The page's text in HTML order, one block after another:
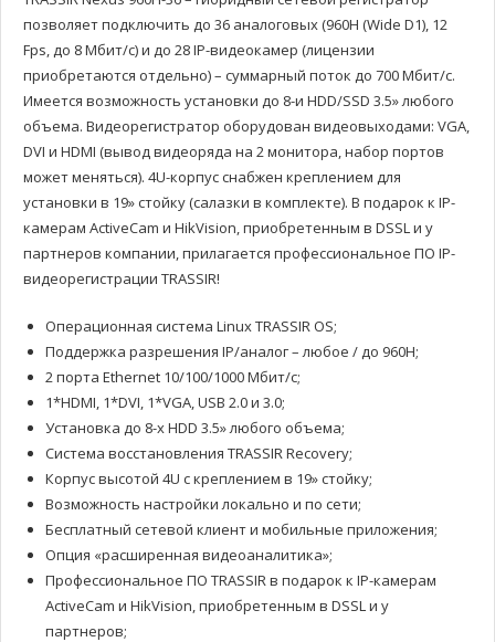
позволяет подключить до 36 аналоговых (960H (Wide D1), 12
Fps, до 8 Мбит/с) и до 28 IP-видеокамер (лицензии
приобретаются отдельно) – суммарный поток до 700 Мбит/с.
Имеется возможность установки до 8-и HDD/SSD 3.5» любого
объема. Видеорегистратор оборудован видеовыходами: VGA,
DVI и HDMI (вывод видеоряда на 2 монитора, набор портов
может меняться). 4U-корпус снабжен креплением для
установки в 19» стойку (салазки в комплекте). В подарок к IP-
камерам ActiveCam и HikVision, приобретенным в DSSL и у
партнеров компании, прилагается профессиональное ПО IP-
видеорегистрации TRASSIR!
Операционная система Linux TRASSIR OS;
Поддержка разрешения IP/аналог – любое / до 960H;
2 порта Ethernet 10/100/1000 Мбит/с;
1*HDMI, 1*DVI, 1*VGA, USB 2.0 и 3.0;
Установка до 8-х HDD 3.5» любого объема;
Система восстановления TRASSIR Recovery;
Корпус высотой 4U с креплением в 19» стойку;
Возможность настройки локально и по сети;
Бесплатный сетевой клиент и мобильные приложения;
Опция «расширенная видеоаналитика»;
Профессиональное ПО TRASSIR в подарок к IP-камерам
ActiveCam и HikVision, приобретенным в DSSL и у
партнеров;